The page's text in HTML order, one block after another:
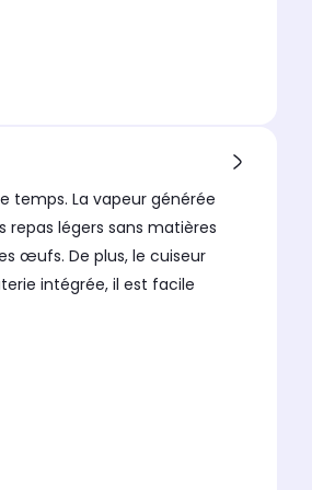
temps. La vapeur générée
légers sans matières
œufs. De plus, le cuiseur
intégrée, il est facile